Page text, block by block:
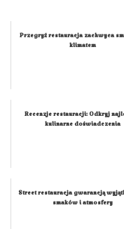
Przegryź restauracja zachwyca
klimatem
Recenzje restauracji: Odkryj
kulinarne doświadczenia
Street restauracja gwarancją
smaków i atmosfery